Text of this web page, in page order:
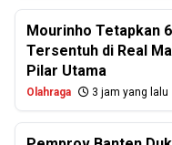
Mourinho Tetapkan
Tersentuh di Real
Pilar Utama
Olahraga 3 jam yang lalu